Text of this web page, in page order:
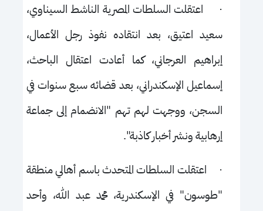
· اعتقلت السلطات المصرية الناشط السيناوي،
سعيد اعتيق، بعد انتقاده نفوذ رجل الأعمال،
إبراهيم العرجاني، كما أعادت اعتقال الباحث،
إسماعيل الإسكندراني، بعد قضائه سبع سنوات في
السجن، ووجهت لهم تهم "الانضمام إلى جماعة
إرهابية ونشر أخبار كاذبة".
· اعتقلت السلطات المتحدث باسم أهالي منطقة
"طوسون" في الإسكندرية، محمد عبد الله، وأحد